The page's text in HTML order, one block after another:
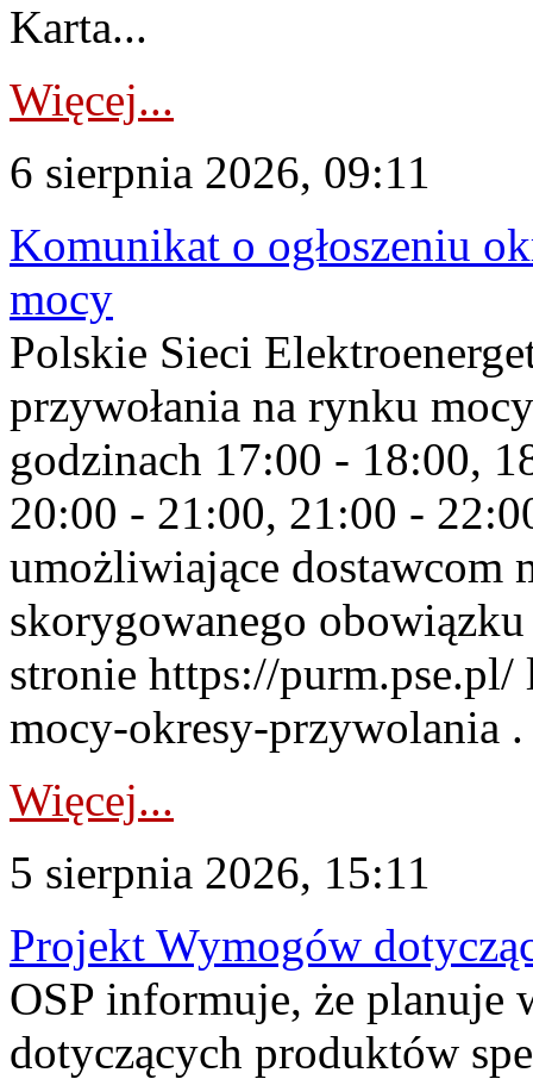
Karta...
Więcej...
6 sierpnia 2026, 09:11
Komunikat o ogłoszeniu
mocy
Polskie Sieci
przywołania na rynku
godzinach 17:00 - 18:00,
20:00 - 21:00, 21:00 -
umożliwiające dostawcom
skorygowanego
stronie https://
mocy-okresy-przywolania
Więcej...
5 sierpnia 2026, 15:11
Projekt Wymogów
OSP informuje, że planuje
dotyczących produktów